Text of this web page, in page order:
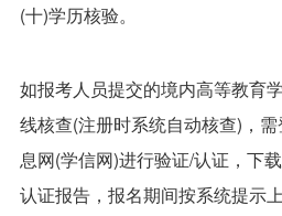
(十)学历核验。
如报考人员提交的境内高等教育
线核查(注册时系统自动核查)，
息网(学信网)进行验证/认证，下
认证报告，报名期间按系统提示